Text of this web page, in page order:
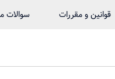
قوانین و مقررات سوالات